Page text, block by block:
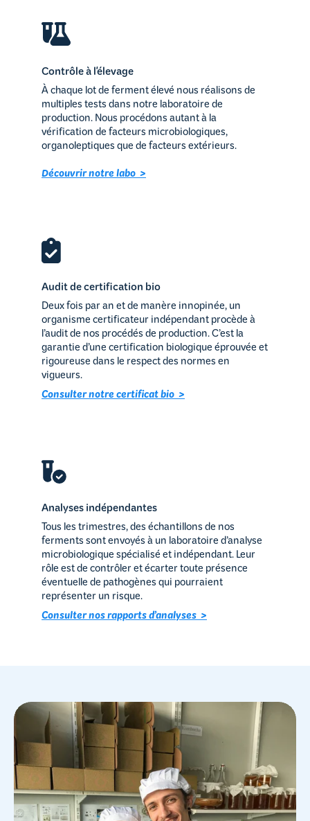
Contrôle à l'élevage
À chaque lot de ferment élevé nous réalisons de
multiples tests dans notre laboratoire de
production. Nous procédons autant à la
vérification de facteurs microbiologiques,
organoleptiques que de facteurs extérieurs.
Découvrir notre labo >
Audit de certification bio
Deux fois par an et de manère innopinée, un
organisme certificateur indépendant procède à
l’audit de nos procédés de production. C’est la
garantie d’une certification biologique éprouvée et
rigoureuse dans le respect des normes en
vigueurs.
Consulter notre certificat bio >
Analyses indépendantes
Tous les trimestres, des échantillons de nos
ferments sont envoyés à un laboratoire d’analyse
microbiologique spécialisé et indépendant. Leur
rôle est de contrôler et écarter toute présence
éventuelle de pathogènes qui pourraient
représenter un risque.
Consulter nos rapports d’analyses >